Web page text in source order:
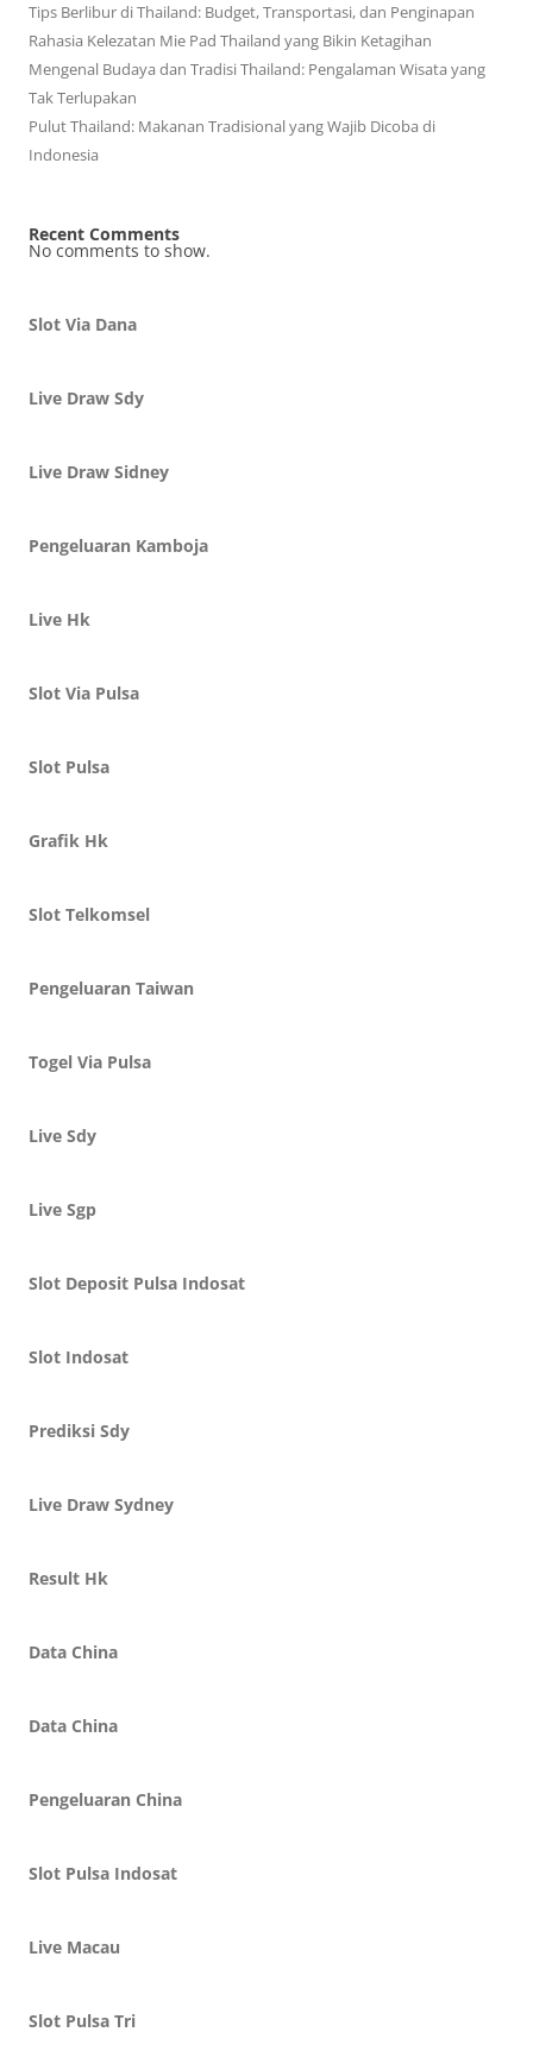
Tips Berlibur di Thailand: Budget, Transportasi, dan Penginapan
Rahasia Kelezatan Mie Pad Thailand yang Bikin Ketagihan
Mengenal Budaya dan Tradisi Thailand: Pengalaman Wisata yang
Tak Terlupakan
Pulut Thailand: Makanan Tradisional yang Wajib Dicoba di
Indonesia
Recent Comments
No comments to show.
Slot Via Dana
Live Draw Sdy
Live Draw Sidney
Pengeluaran Kamboja
Live Hk
Slot Via Pulsa
Slot Pulsa
Grafik Hk
Slot Telkomsel
Pengeluaran Taiwan
Togel Via Pulsa
Live Sdy
Live Sgp
Slot Deposit Pulsa Indosat
Slot Indosat
Prediksi Sdy
Live Draw Sydney
Result Hk
Data China
Data China
Pengeluaran China
Slot Pulsa Indosat
Live Macau
Slot Pulsa Tri